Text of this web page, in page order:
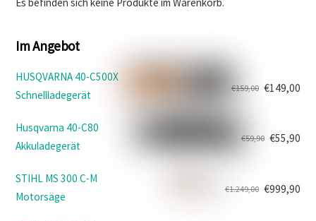
Im Angebot
HUSQVARNA 40-C500X
Schnellladegerät
€159,00
Ursprünglicher
war:
€159,00
€149,00
Aktueller
ist:
€149,00.
Husqvarna 40-C80
Akkuladegerät
€59,90
Ursprünglicher
war:
€59,90
€55,90
Aktueller
ist:
€55,90.
STIHL MS 300 C-M
Motorsäge
€1.249,00
Ursprünglicher
€999,90
Aktueller